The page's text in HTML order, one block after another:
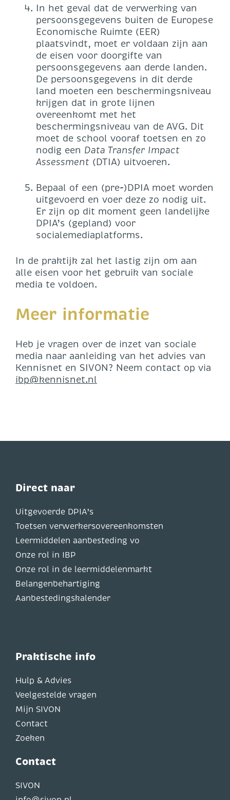
In het geval dat de verwerking van
persoonsgegevens buiten de Europese
Economische Ruimte (EER)
plaatsvindt, moet er voldaan zijn aan
de eisen voor doorgifte van
persoonsgegevens aan derde landen.
De persoonsgegevens in dit derde
land moeten een beschermingsniveau
krijgen dat in grote lijnen
overeenkomt met het
beschermingsniveau van de AVG. Dit
moet de school vooraf toetsen en zo
nodig een Data Transfer Impact
Assessment (DTIA) uitvoeren.
Bepaal of een (pre-)DPIA moet worden
uitgevoerd en voer deze zo nodig uit.
Er zijn op dit moment geen landelijke
DPIA’s (gepland) voor
socialemediaplatforms.
In de praktijk zal het lastig zijn om aan
alle eisen voor het gebruik van sociale
media te voldoen.
Meer informatie
Heb je vragen over de inzet van sociale
media naar aanleiding van het advies van
Kennisnet en SIVON? Neem contact op via
ibp@kennisnet.nl
Direct naar
Uitgevoerde DPIA’s
Toetsen verwerkersovereenkomsten
Leermiddelen aanbesteding vo
Onze rol in IBP
Onze rol in de leermiddelenmarkt
Belangenbehartiging
Aanbestedingskalender
Praktische info
Hulp & Advies
Veelgestelde vragen
Mijn SIVON
Contact
Zoeken
Contact
SIVON